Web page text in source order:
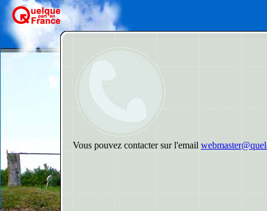
Vous pouvez contacter sur l'email